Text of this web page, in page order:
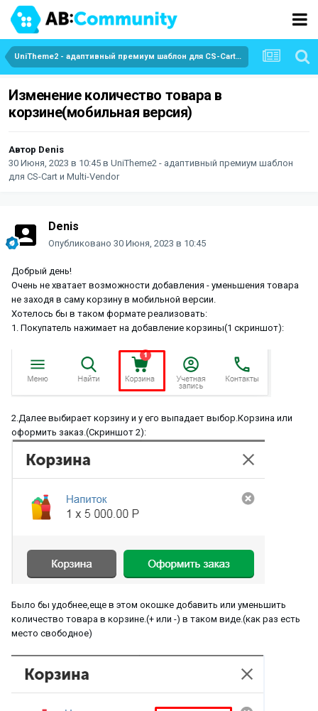
UniTheme2 - адаптивный премиум шаблон для CS-Cart и Multi-Vendor
Изменение количество товара в
корзине(мобильная версия)
Автор Denis
30 Июня, 2023 в 10:45 в UniTheme2 - адаптивный премиум шаблон
для CS-Cart и Multi-Vendor
Denis
Опубликовано 30 Июня, 2023 в 10:45
Добрый день!
Очень не хватает возможности добавления - уменьшения товара
не заходя в саму корзину в мобильной версии.
Хотелось бы в таком формате реализовать:
1. Покупатель нажимает на добавление корзины(1 скриншот):
2.Далее выбирает корзину и у его выпадает выбор.Корзина или
оформить заказ.(Скриншот 2):
Было бы удобнее,еще в этом окошке добавить или уменьшить
количество товара в корзине.(+ или -) в таком виде.(как раз есть
место свободное)